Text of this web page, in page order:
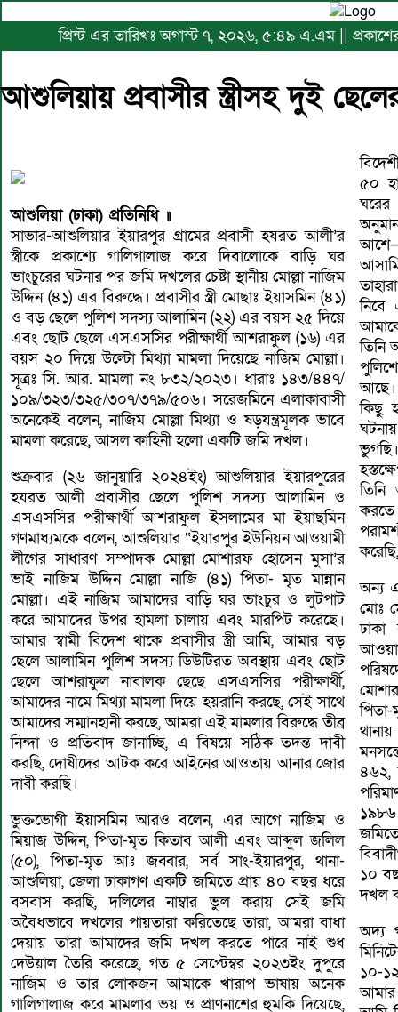
প্রিন্ট এর তারিখঃ অগাস্ট ৭, ২০২৬, ৫:৪৯ এ.এম ||
আশুলিয়ায় প্রবাসীর স্ত্রীসহ দুই
আশুলিয়া (ঢাকা) প্রতিনিধি ॥
সাভার-আশুলিয়ার ইয়ারপুর গ্রামের প্রবাসী হযরত আলী’র
স্ত্রীকে প্রকাশ্যে গালিগালাজ করে দিবালোকে বাড়ি ঘর
ভাংচুরের ঘটনার পর জমি দখলের চেষ্টা স্থানীয় মোল্লা নাজিম
উদ্দিন (৪১) এর বিরুদ্ধে। প্রবাসীর স্ত্রী মোছাঃ ইয়াসমিন (৪১)
ও বড় ছেলে পুলিশ সদস্য আলামিন (২২) এর বয়স ২৫ দিয়ে
এবং ছোট ছেলে এসএসসির পরীক্ষার্থী আশরাফুল (১৬) এর
বয়স ২০ দিয়ে উল্টো মিথ্যা মামলা দিয়েছে নাজিম মোল্লা।
সূত্রঃ সি. আর. মামলা নং ৮৩২/২০২৩। ধারাঃ ১৪৩/৪৪৭/
১০৯/৩২৩/৩২৫/৩০৭/৩৭৯/৫০৬। সরেজমিনে এলাকাবাসী
অনেকেই বলেন, নাজিম মোল্লা মিথ্যা ও ষড়যন্ত্রমূলক ভাবে
মামলা করেছে, আসল কাহিনী হলো একটি জমি দখল।
শুক্রবার (২৬ জানুয়ারি ২০২৪ইং) আশুলিয়ার ইয়ারপুরের
হযরত আলী প্রবাসীর ছেলে পুলিশ সদস্য আলামিন ও
এসএসসির পরীক্ষার্থী আশরাফুল ইসলামের মা ইয়াছমিন
গণমাধ্যমকে বলেন, আশুলিয়ার “ইয়ারপুর ইউনিয়ন আওয়ামী
লীগের সাধারণ সম্পাদক মোল্লা মোশারফ হোসেন মুসা’র
ভাই নাজিম উদ্দিন মোল্লা নাজি (৪১) পিতা- মৃত মান্নান
মোল্লা। এই নাজিম আমাদের বাড়ি ঘর ভাংচুর ও লুটপাট
করে আমাদের উপর হামলা চালায় এবং মারপিট করেছে।
আমার স্বামী বিদেশ থাকে প্রবাসীর স্ত্রী আমি, আমার বড়
ছেলে আলামিন পুলিশ সদস্য ডিউটিরত অবস্থায় এবং ছোট
ছেলে আশরাফুল নাবালক ছেছে এসএসসির পরীক্ষার্থী,
আমাদের নামে মিথ্যা মামলা দিয়ে হয়রানি করছে, সেই সাথে
আমাদের সম্মানহানী করছে, আমরা এই মামলার বিরুদ্ধে তীব্র
নিন্দা ও প্রতিবাদ জানাচ্ছি, এ বিষয়ে সঠিক তদন্ত দাবী
করছি, দোষীদের আটক করে আইনের আওতায় আনার জোর
দাবী করছি।
ভুক্তভোগী ইয়াসমিন আরও বলেন, এর আগে নাজিম ও
মিয়াজ উদ্দিন, পিতা-মৃত কিতাব আলী এবং আব্দুল জলিল
(৫০), পিতা-মৃত আঃ জব্বার, সর্ব সাং-ইয়ারপুর, থানা-
আশুলিয়া, জেলা ঢাকাগণ একটি জমিতে প্রায় ৪০ বছর ধরে
বসবাস করছি, দলিলের নাম্বার ভুল করায় সেই জমি
অবৈধভাবে দখলের পায়তারা করিতেছে তারা, আমরা বাধা
দেয়ায় তারা আমাদের জমি দখল করতে পারে নাই শুধ
দেউয়াল তৈরি করেছে, গত ৫ সেপ্টেম্বর ২০২৩ইং দুপুরে
নাজিম ও তার লোকজন আমাকে খারাপ ভাষায় অনেক
গালিগালাজ করে মামলার ভয় ও প্রাণনাশের হুমকি দিয়েছে,
৫০
ঘরের
নিবে
তিনি
আছে।
কিছু
তিনি
করতে
অন্য
মোঃ
৪৬২,
১০
দখল
অদ্য
১০-
আমার